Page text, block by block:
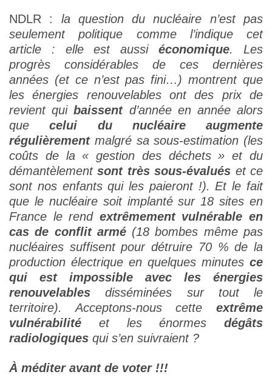
NDLR : la question du nucléaire n’est pas
seulement politique comme l’indique cet
article : elle est aussiéconomique. Les
progrès considérables de ces dernières
années (et ce n’est pas fini…) montrent que
les énergies renouvelables ont des prix de
revient quibaissentd’année en année alors
quecelui du nucléaire augmente
régulièrementmalgré sa sous-estimation (les
coûts de la « gestion des déchets » et du
démantèlementsont très sous-évalués et ce
sont nos enfants qui les paieront !). Et le fait
que le nucléaire soit implanté sur 18 sites en
France le rend extrêmement vulnérable en
cas de conflit armé(18 bombes même pas
nucléaires suffisent pour détruire 70 % de la
production électrique en quelques minutes ce
qui est impossible avec les énergies
renouvelables disséminées sur tout le
territoire). Acceptons-nous cette extrême
vulnérabilité et les énormes dégâts
radiologiques qui s’en suivraient ?
À méditer avant de voter !!!